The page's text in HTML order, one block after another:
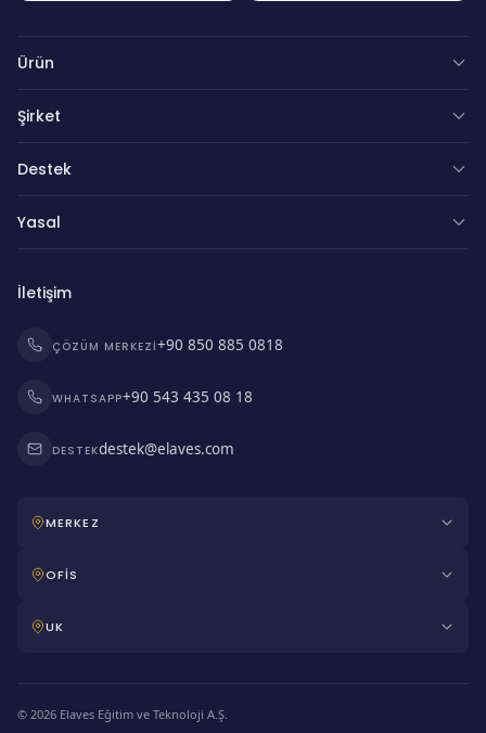
Ürün
Şirket
Destek
Yasal
İletişim
ÇÖZÜM MERKEZI+90 850 885 0818
WHATSAPP+90 543 435 08 18
DESTEKdestek@elaves.com
MERKEZ
OFİS
UK
© 2026 Elaves Eğitim ve Teknoloji A.Ş.